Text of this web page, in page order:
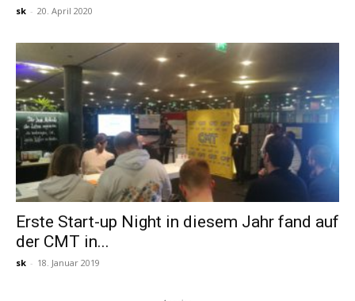
sk - 20. April 2020
Erste Start-up Night in diesem Jahr fand auf
der CMT in...
sk - 18. Januar 2019